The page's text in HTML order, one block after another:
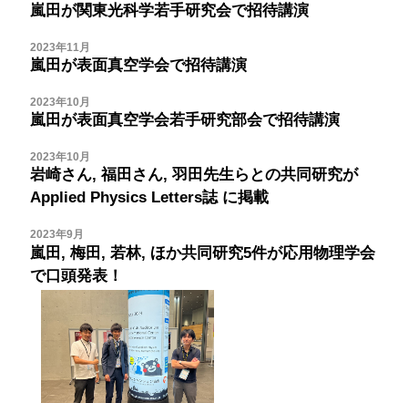
嵐田が関東光科学若手研究会で招待講演
2023年11月
嵐田が表面真空学会で招待講演
2023年10月
嵐田が表面真空学会若手研究部会で招待講演
2023年10月
岩崎さん, 福田さん, 羽田先生らとの共同研究が
Applied Physics Letters誌に掲載
2023年9月
嵐田, 梅田, 若林, ほか共同研究5件が応用物理学会
で口頭発表！